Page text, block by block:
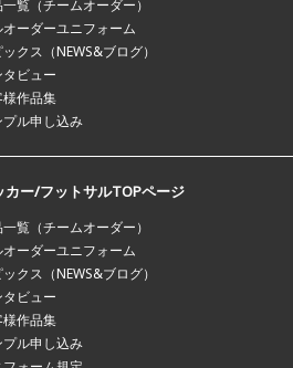
覧（チームオーダー）
オーダーユニフォーム
ックス（NEWS&ブログ）
タビュー
様作品集
プル申し込み
カー/フットサルTOPページ
覧（チームオーダー）
オーダーユニフォーム
ックス（NEWS&ブログ）
タビュー
様作品集
プル申し込み